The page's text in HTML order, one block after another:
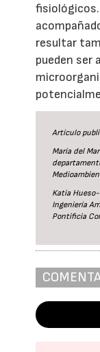
resultar
pueden ser
Artículo
María del
Katia
Ingeniería
Pontificia